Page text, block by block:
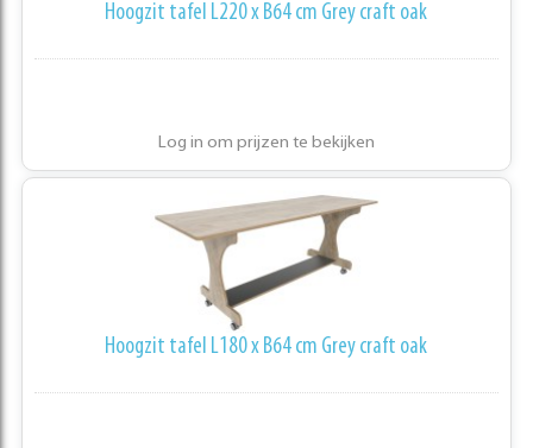
Hoogzit tafel L220 x B64 cm Grey craft oak
Log in om prijzen te bekijken
Hoogzit tafel L180 x B64 cm Grey craft oak